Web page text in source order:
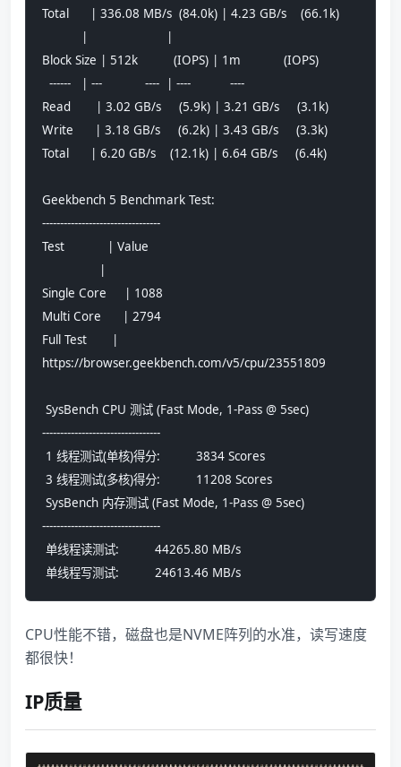
Total      | 336.08 MB/s  (84.0k) | 4.23 GB/s    (66.1k)
Block Size | 512k          (IOPS) | 1m            (IOPS)
  ------   | ---            ----  | ----           ----
Read       | 3.02 GB/s     (5.9k) | 3.21 GB/s     (3.1k)
Write      | 3.18 GB/s     (6.2k) | 3.43 GB/s     (3.3k)
Total      | 6.20 GB/s    (12.1k) | 6.64 GB/s     (6.4k)
Geekbench 5 Benchmark Test:
---------------------------------
Test            | Value
Single Core     | 1088
Multi Core      | 2794
Full Test       |
https://browser.geekbench.com/v5/cpu/23551809
SysBench CPU 测试 (Fast Mode, 1-Pass @ 5sec)
---------------------------------
1 线程测试(单核)得分:          3834 Scores
3 线程测试(多核)得分:          11208 Scores
SysBench 内存测试 (Fast Mode, 1-Pass @ 5sec)
---------------------------------
单线程读测试:          44265.80 MB/s
单线程写测试:          24613.46 MB/s
CPU性能不错，磁盘也是NVME阵列的水准，读写速度
都很快！
IP质量